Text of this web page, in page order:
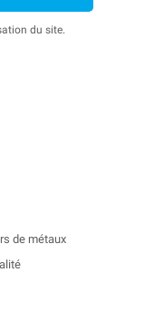
du site.
de métaux